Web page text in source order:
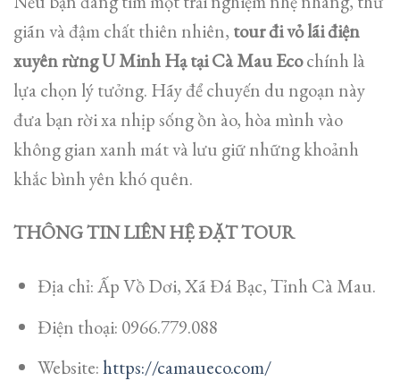
giãn và đậm chất thiên nhiên, tour đi vỏ lãi điện
xuyên rừng U Minh Hạ tại Cà Mau Ecochính là
lựa chọn lý tưởng. Hãy để chuyến du ngoạn này
đưa bạn rời xa nhịp sống ồn ào, hòa mình vào
không gian xanh mát và lưu giữ những khoảnh
khắc bình yên khó quên.
THÔNG TIN LIÊN HỆ ĐẶT TOUR
Địa chỉ: Ấp Vồ Dơi, Xã Đá Bạc, Tỉnh Cà Mau.
Điện thoại: 0966.779.088
Website:https://camaueco.com/